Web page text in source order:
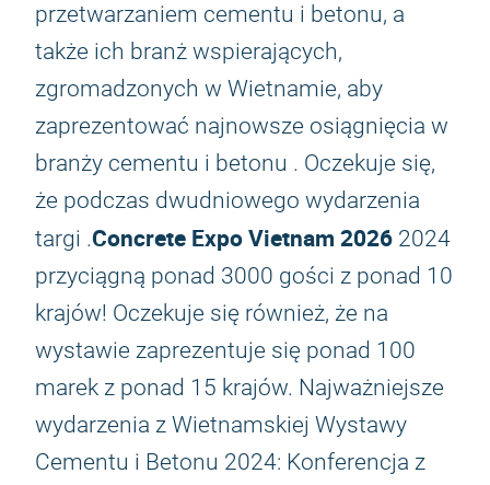
przetwarzaniem cementu i betonu, a
także ich branż wspierających,
zgromadzonych w Wietnamie, aby
zaprezentować najnowsze osiągnięcia w
branży cementu i betonu . Oczekuje się,
że podczas dwudniowego wydarzenia
targi .Concrete Expo Vietnam 2026 2024
przyciągną ponad 3000 gości z ponad 10
krajów! Oczekuje się również, że na
wystawie zaprezentuje się ponad 100
marek z ponad 15 krajów. Najważniejsze
wydarzenia z Wietnamskiej Wystawy
Cementu i Betonu 2024: Konferencja z